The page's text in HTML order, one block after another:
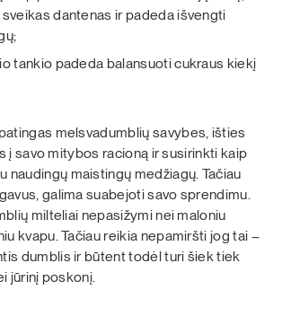
dantenas ir padeda išvengti
tankio padeda balansuoti cukraus kiekį
melsvadumblių savybes, išties
į savo mitybos racioną ir susirinkti kaip
naudingų maistingų medžiagų. Tačiau
galima suabejoti savo sprendimu.
milteliai nepasižymi nei maloniu
kvapu. Tačiau reikia nepamiršti jog tai –
dumblis ir būtent todėl turi šiek tiek
jūrinį poskonį.